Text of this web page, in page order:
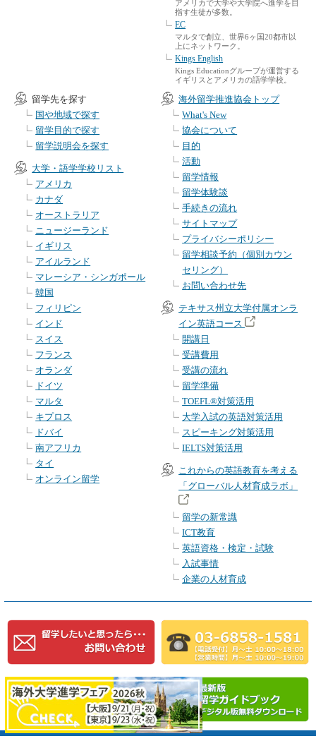
アメリカで大学や大学院へ進学を目
指す生徒が多数。
EC
マルタで創立、世界6ヶ国20都市以
上にネットワーク。
Kings English
Kings Educationグループが運営する
イギリスとアメリカの語学学校。
留学先を探す
国や地域で探す
留学目的で探す
留学説明会を探す
大学・語学学校リスト
アメリカ
カナダ
オーストラリア
ニュージーランド
イギリス
アイルランド
マレーシア・シンガポール
韓国
フィリピン
インド
スイス
フランス
オランダ
ドイツ
マルタ
キプロス
ドバイ
南アフリカ
タイ
オンライン留学
海外留学推進協会トップ
What's New
協会について
目的
活動
留学情報
留学体験談
手続きの流れ
サイトマップ
プライバシーポリシー
留学相談予約（個別カウン
セリング）
お問い合わせ先
テキサス州立大学付属オンラ
イン英語コース
開講日
受講費用
受講の流れ
留学準備
TOEFL®対策活用
大学入試の英語対策活用
スピーキング対策活用
IELTS対策活用
これからの英語教育を考える
「グローバル人材育成ラボ」
留学の新常識
ICT教育
英語資格・検定・試験
入試事情
企業の人材育成